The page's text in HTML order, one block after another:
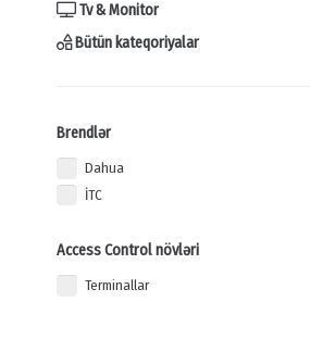
Tv & Monitor
Bütün kateqoriyalar
Brendlər
Dahua
İTC
Access Control növləri
Terminallar